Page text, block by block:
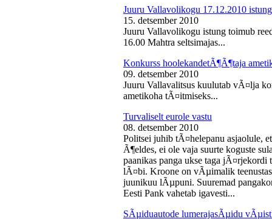
Juuru Vallavolikogu 17.12.2010 istung
15. detsember 2010
Juuru Vallavolikogu istung toimub
16.00 Mahtra seltsimajas...
Konkurss hoolekandetÃ¶Ã¶taja
09. detsember 2010
Juuru Vallavalitsus kuulutab vÃ¤lja
ametikoha tÃ¤itmiseks...
Turvaliselt eurole vastu
08. detsember 2010
Politsei juhib tÃ¤helepanu asjaolule,
Ã¶eldes, ei ole vaja suurte koguste
paanikas panga ukse taga
lÃ¤bi. Kroone on vÃµimalik
juunikuu lÃµpuni. Suuremad
Eesti Pank vahetab igavesti...
SÃµiduautode lumerajasÃµidu